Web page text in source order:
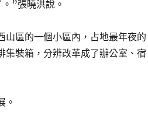
”張曉洪說。
山區的一個小區內，占地最年夜的
集裝箱，分辨改革成了辦公室、宿
。